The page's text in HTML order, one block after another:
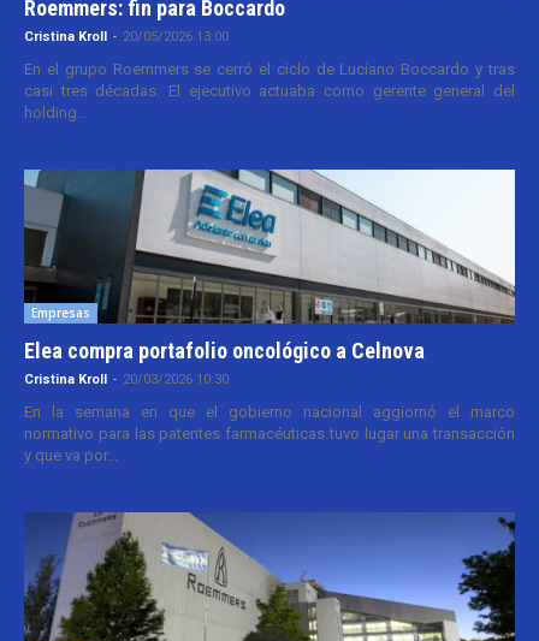
Roemmers: fin para Boccardo
Cristina Kroll - 20/05/2026 13:00
En el grupo Roemmers se cerró el ciclo de Luciano Boccardo y tras
casi tres décadas. El ejecutivo actuaba como gerente general del
holding...
Empresas
Elea compra portafolio oncológico a Celnova
Cristina Kroll - 20/03/2026 10:30
En la semana en que el gobierno nacional aggiornó el marco
normativo para las patentes farmacéuticas tuvo lugar una transacción
y que va por...